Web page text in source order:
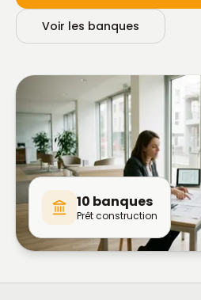
Voir les banques
10 banques
Prêt construction